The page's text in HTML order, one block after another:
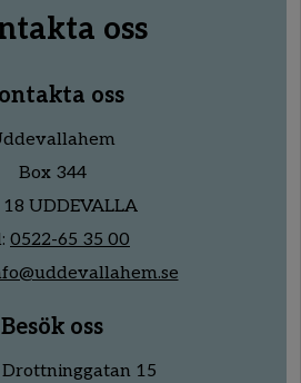
oss
oss
Box 344
UDDEVALLA
0522-65 35 00
Besök oss
15